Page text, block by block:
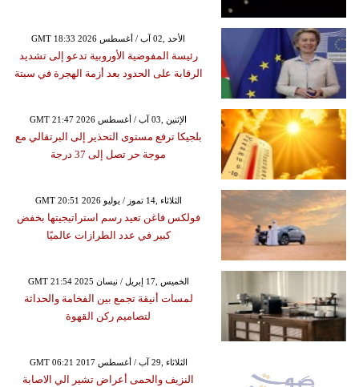
GMT 18:33 2026 الأحد ,02 آب / أغسطس
رئيسة المفوضية الأوروبية تدعو إلى تشديد
الرقابة على الحدود بعد أزمة الهجرة في سبتة
GMT 21:47 2026 الإثنين ,03 آب / أغسطس
بلجيكا ترفع مستوى التحذير إلى البرتقالي مع
موجة حر تصل إلى 37 درجة
GMT 20:51 2026 الثلاثاء ,14 تموز / يوليو
فولكس فاغن تعيد رسم استراتيجيتها بخفض
كبير في عدد الطرازات عالميًا
GMT 21:54 2025 الخميس ,17 إبريل / نيسان
لمسات أنيقة تجمع بين الفخامة والحداثة
لتصاميم ركن القهوة
GMT 06:21 2017 الثلاثاء ,29 آب / أغسطس
النزيف والحمى أعراض تشير الي الاصابة